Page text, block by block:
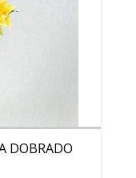
DOBRADO